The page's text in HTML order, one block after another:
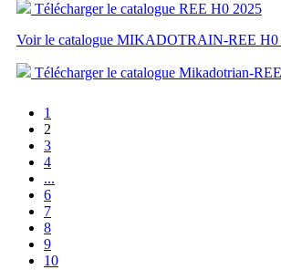
Télécharger le catalogue REE H0 2025
Voir le catalogue MIKADOTRAIN-REE H0
Télécharger le catalogue Mikadotrian-
1
2
3
4
...
6
7
8
9
10